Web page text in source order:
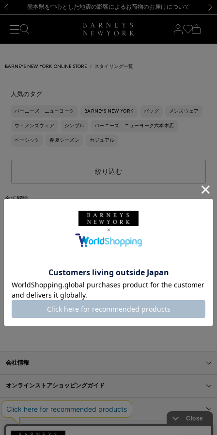
新規登録のお客様も対象！＜MY BARNEYS＞会員のお客様は11,000円（税込）以上のお買上げで常時送料無料！お買い物の際は会員登録を！
【夏季休業に伴う返品・交換承り一時停止のお知らせ】（2026.8.5）
熊本県を中心とした地震の影響によるお荷物のお届けについて
【開催中】SUMMER SALEのご案内・ご注意事項 新規登録のお客様も対象！＜MY BARNEYS＞会員のお客様は11,000円（税込）以上のお買上げで常時送料無料！お買い物の際は会員登録を！
【夏季休業に伴う返品・交換承り一時停止のお知らせ】（2026.8.5）
BARNEYS NEW YORK ONLINE STORE スタイリング一覧
人気のタグ
バーニーズ ニューヨーク BARNEYS NEW YORK バッグ メンズウェア
ウィメンズウェア シンプル バーニーズ ニューヨーク六本木店
ベーシック 春夏シーズン カジュアル
絞り込む
全て解除
BARNEYS NEW YORK ONLINE STORE スタイリング一覧
会社情報
オンラインストアショッピングガイド
店舗情報
サービス